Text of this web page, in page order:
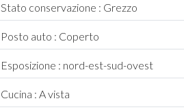
Stato conservazione : Grezzo
Posto auto : Coperto
Esposizione : nord-est-sud-ovest
Cucina : A vista